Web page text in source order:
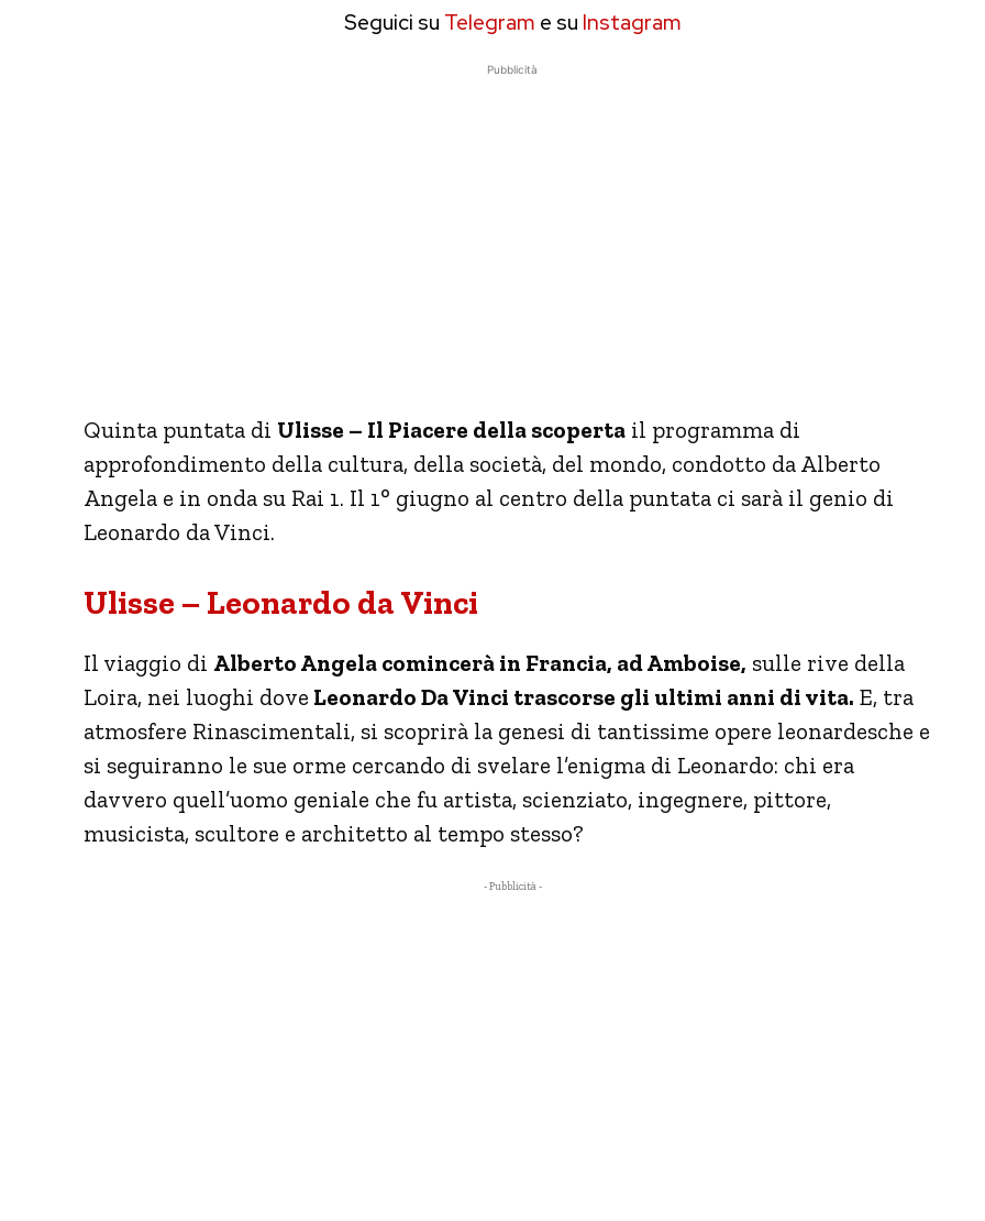
Seguici su Telegram e su Instagram
Pubblicità
Quinta puntata di Ulisse – Il Piacere della scoperta il programma di
approfondimento della cultura, della società, del mondo, condotto da Alberto
Angela e in onda su Rai 1. Il 1° giugno al centro della puntata ci sarà il genio di
Leonardo da Vinci.
Ulisse – Leonardo da Vinci
Il viaggio di Alberto Angela comincerà in Francia, ad Amboise, sulle rive della
Loira, nei luoghi dove Leonardo Da Vinci trascorse gli ultimi anni di vita. E, tra
atmosfere Rinascimentali, si scoprirà la genesi di tantissime opere leonardesche e
si seguiranno le sue orme cercando di svelare l’enigma di Leonardo: chi era
davvero quell’uomo geniale che fu artista, scienziato, ingegnere, pittore,
musicista, scultore e architetto al tempo stesso?
- Pubblicità -